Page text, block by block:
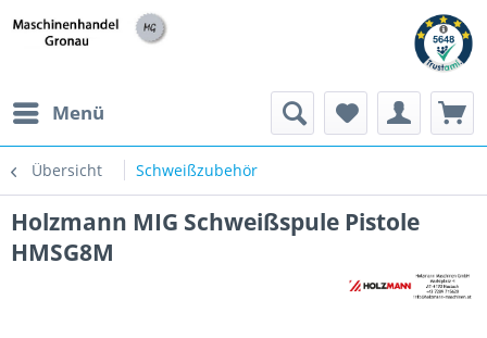
Menü
Übersicht Schweißzubehör
Holzmann MIG Schweißspule Pistole
HMSG8M